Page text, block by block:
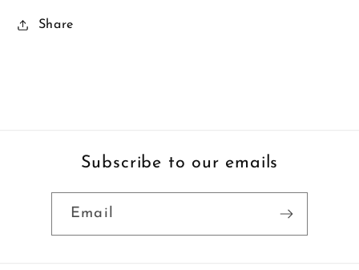
Share
Subscribe to our emails
Email